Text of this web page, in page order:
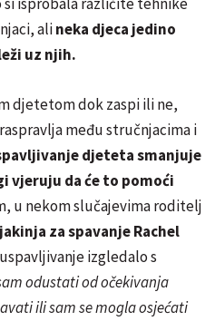
alineka djeca jedino
uz njih.
djetetom dok zaspi ili ne,
među stručnjacima i
djeteta smanjuje
vjeruju da će to pomoći
u nekom slučajevima roditelj
za spavanje Rachel
izgledalo s
odustati od očekivanja
ili sam se mogla osjećati